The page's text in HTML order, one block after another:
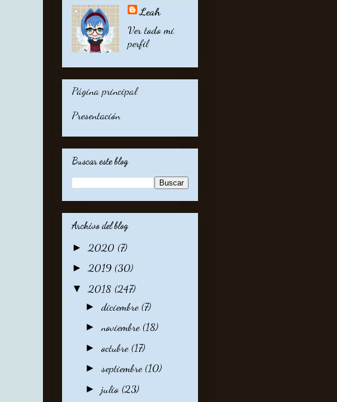
Leah
Ver todo mi
perfil
Página principal
Presentación
Buscar este blog
Archivo del blog
►2020 (7)
►2019 (30)
▼2018 (247)
► diciembre (7)
►noviembre (18)
► octubre (17)
► septiembre (10)
► julio (23)